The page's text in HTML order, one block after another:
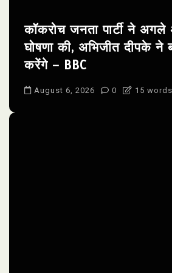
कॉकरोच जनता पार्टी ने अगले
घोषणा की, अभिजीत दीपके ने
करेंगे – BBC
August 6, 2026 0 15 words